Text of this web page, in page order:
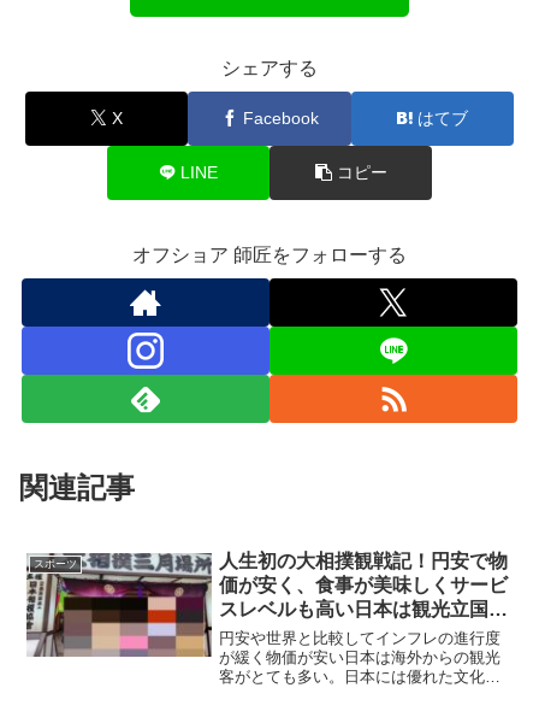
シェアする
X Facebook はてブ
LINE コピー
オフショア 師匠をフォローする
関連記事
スポーツ
人生初の大相撲観戦記！円安で物
価が安く、食事が美味しくサービ
スレベルも高い日本は観光立国を
目指すしかない!?
円安や世界と比較してインフレの進行度
が緩く物価が安い日本は海外からの観光
客がとても多い。日本には優れた文化施